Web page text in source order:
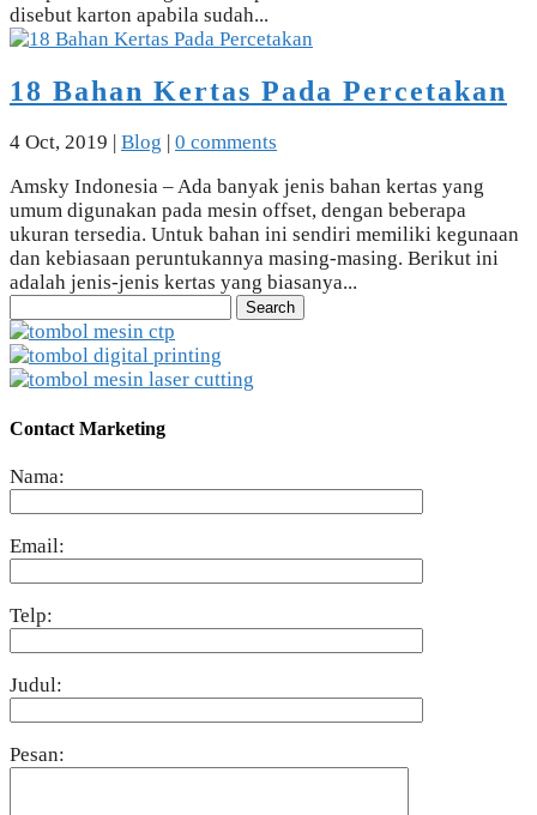
disebut karton apabila sudah...
18 Bahan Kertas Pada Percetakan
4 Oct, 2019 Blog
0 comments
Amsky Indonesia – Ada banyak jenis bahan kertas yang
umum digunakan pada mesin offset, dengan beberapa
ukuran tersedia. Untuk bahan ini sendiri memiliki kegunaan
dan kebiasaan peruntukannya masing-masing. Berikut ini
adalah jenis-jenis kertas yang biasanya...
for:
Contact Marketing
Nama:
Email:
Telp:
Judul:
Pesan: